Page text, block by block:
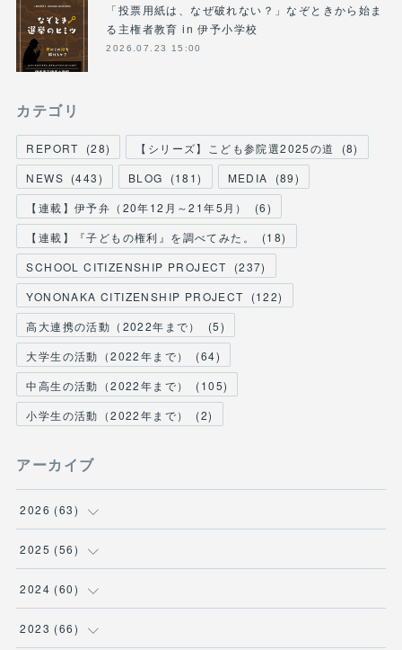
「投票用紙は、なぜ破れない？」なぞときから始ま
る主権者教育 in 伊予小学校
2026.07.23 15:00
カテゴリ
REPORT (28) 【シリーズ】こども参院選2025の道 (8)
NEWS (443) BLOG (181) MEDIA (89)
【連載】伊予弁（20年12月～21年5月）
(6)
【連載】『子どもの権利』を調べてみた。
(18)
SCHOOL CITIZENSHIP PROJECT
(237)
YONONAKA CITIZENSHIP PROJECT
(122)
高大連携の活動（2022年まで）
(5)
大学生の活動（2022年まで）
(64)
中高生の活動（2022年まで）
(105)
小学生の活動（2022年まで）
(2)
アーカイブ
2026 (63)
(1)
(6)
(9)
2025 (56)
(1)
(2)
2024 (60)
(12
2023 (66)